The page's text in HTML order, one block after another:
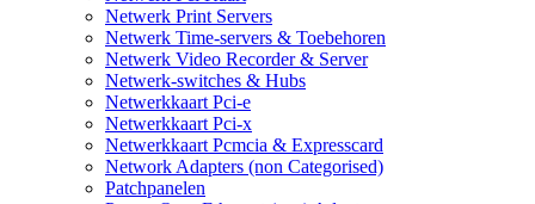
Netwerk Print Servers
Netwerk Time-servers & Toebehoren
Netwerk Video Recorder & Server
Netwerk-switches & Hubs
Netwerkkaart Pci-e
Netwerkkaart Pci-x
Netwerkkaart Pcmcia & Expresscard
Network Adapters (non Categorised)
Patchpanelen